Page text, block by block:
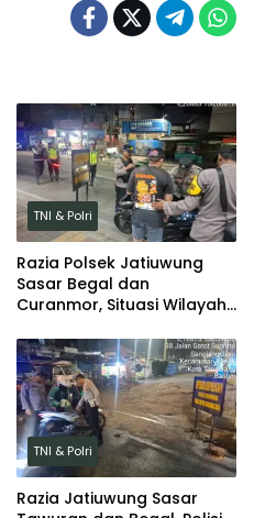
TNI & Polri
Razia Polsek Jatiuwung
Sasar Begal dan
Curanmor, Situasi Wilayah
TNI & Polri
Razia Jatiuwung Sasar